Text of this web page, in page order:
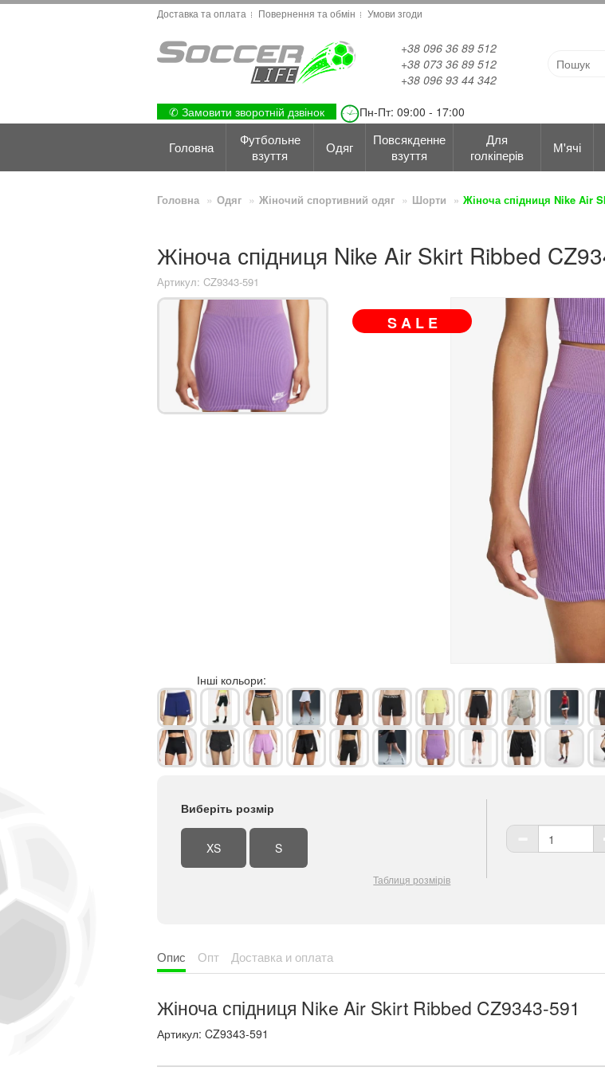
Доставка та оплата Повернення та обмін Умови згоди
+38 096 36 89 512
+38 073 36 89 512
+38 096 93 44 342
✆ Замовити зворотній дзвінок Пн-Пт: 09:00 - 17:00
Головна
Футбольне
взуття
Одяг
Повсякденне
взуття
Для
голкіперів
М'ячі
Головна Одяг Жіночий спортивний одяг Шорти Жіноча спідниця Nike Air
Жіноча спідниця Nike Air Skirt Ribbed
Артикул: CZ9343-591
S A L E
Інші кольори:
Виберіть розмір
XS S
Таблиця розмірів
Опис Опт Доставка и оплата
Жіноча спідниця Nike Air Skirt Ribbed CZ9343-591
Артикул: CZ9343-591